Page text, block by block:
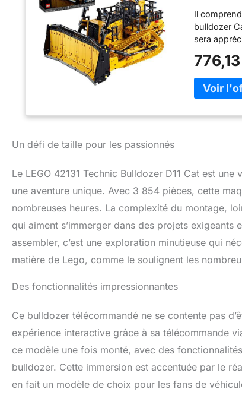
Il
bulldozer
sera
ses
lame ou de
élément
et
Un défi de taille pour les passionnés
Le LEGO 42131 Technic Bulldozer D11 Cat est
une aventure unique. Avec 3 854 pièces, cette
nombreuses heures. La complexité du montage,
qui aiment s’immerger dans des projets exigeants
assembler, c’est une exploration minutieuse qui
matière de Lego, comme le soulignent les
Des fonctionnalités impressionnantes
Ce bulldozer télécommandé ne se contente pas
expérience interactive grâce à sa télécommande
ce modèle une fois monté, avec des
bulldozer. Cette immersion est accentuée par le
en fait un modèle de choix pour les fans de